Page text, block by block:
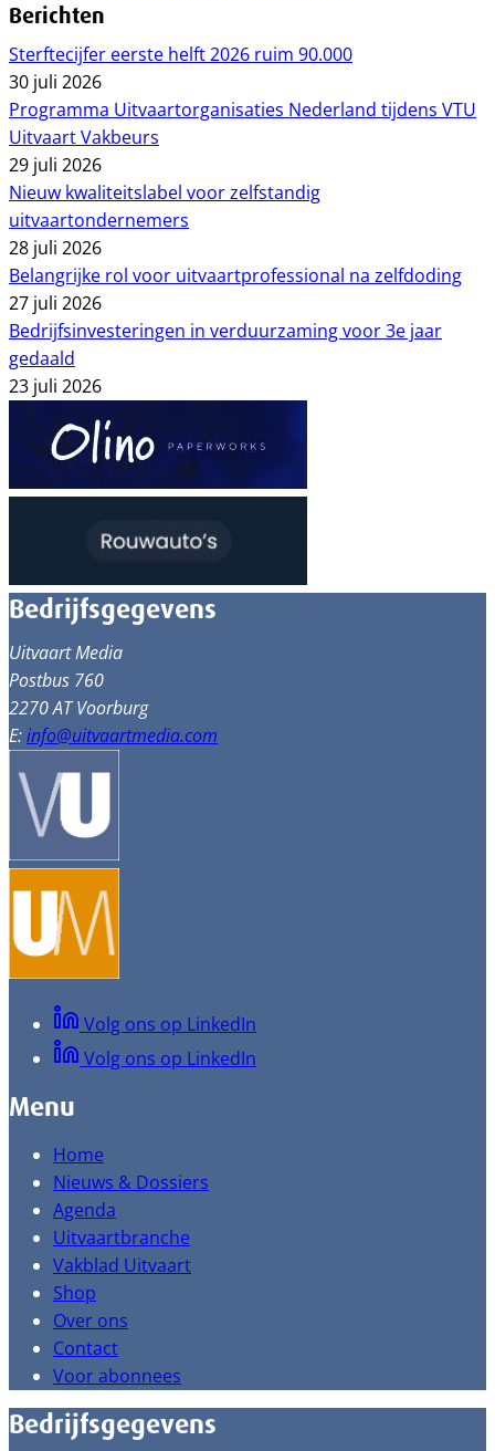
Berichten
Sterftecijfer eerste helft 2026 ruim 90.000
30 juli 2026
Programma Uitvaartorganisaties Nederland tijdens VTU
Uitvaart Vakbeurs
29 juli 2026
Nieuw kwaliteitslabel voor zelfstandig
uitvaartondernemers
28 juli 2026
Belangrijke rol voor uitvaartprofessional na zelfdoding
27 juli 2026
Bedrijfsinvesteringen in verduurzaming voor 3e jaar
gedaald
23 juli 2026
Bedrijfsgegevens
Uitvaart Media
Postbus 760
2270 AT Voorburg
E:info@uitvaartmedia.com
Volg ons op LinkedIn
Volg ons op LinkedIn
Menu
Home
Nieuws & Dossiers
Agenda
Uitvaartbranche
Vakblad Uitvaart
Shop
Over ons
Contact
Voor abonnees
Bedrijfsgegevens